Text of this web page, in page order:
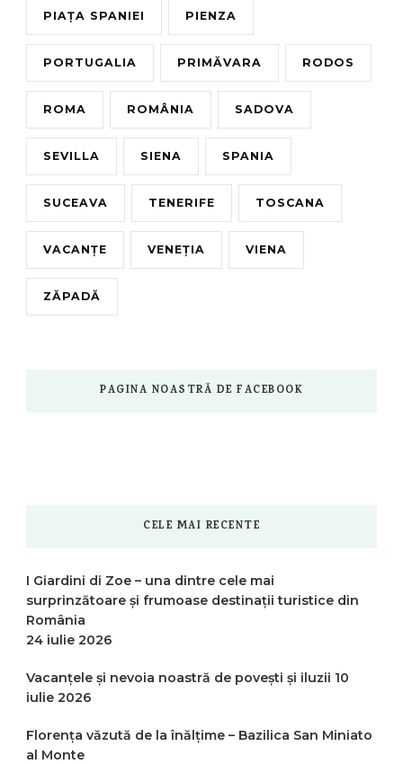
PIAȚA SPANIEI PIENZA
PORTUGALIA PRIMĂVARA RODOS
ROMA ROMÂNIA SADOVA
SEVILLA SIENA SPANIA
SUCEAVA TENERIFE TOSCANA
VACANȚE VENEȚIA VIENA
ZĂPADĂ
PAGINA NOASTRĂ DE FACEBOOK
CELE MAI RECENTE
I Giardini di Zoe – una dintre cele mai
surprinzătoare și frumoase destinații turistice din
România
24 iulie 2026
Vacanțele și nevoia noastră de povești și iluzii 10
iulie 2026
Florența văzută de la înălțime – Bazilica San Miniato
al Monte